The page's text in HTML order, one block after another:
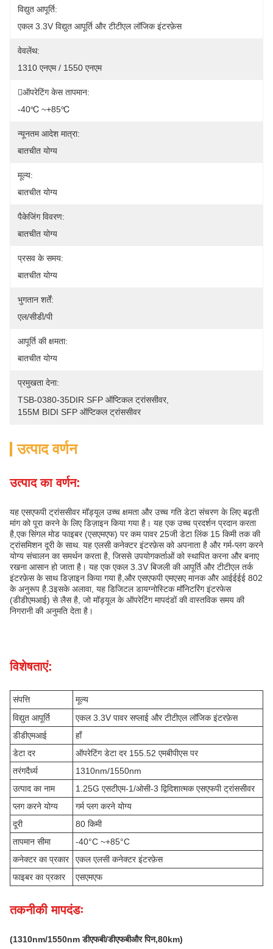
विद्युत आपूर्ति:
एकल 3.3V विद्युत आपूर्ति और टीटीएल लॉजिक इंटरफ़ेस
वेवलेंथ:
1310 एनएम / 1550 एनएम
ऑपरेटिंग केस तापमान:
-40℃ ~+85℃
न्यूनतम आदेश मात्रा:
बातचीत योग्य
मूल्य:
बातचीत योग्य
पैकेजिंग विवरण:
बातचीत योग्य
प्रसव के समय:
बातचीत योग्य
भुगतान शर्तें:
एल/सीडी/पी
आपूर्ति की क्षमता:
बातचीत योग्य
प्रमुखता देना:
TSB-0380-35DIR SFP ऑप्टिकल ट्रांससीवर,
155M BIDI SFP ऑप्टिकल ट्रांससीवर
उत्पाद वर्णन
उत्पाद का वर्णन:
यह एसएफपी ट्रांससीवर मॉड्यूल उच्च क्षमता और उच्च गति डेटा संचरण के लिए बढ़ती
मांग को पूरा करने के लिए डिज़ाइन किया गया है। यह एक उच्च प्रदर्शन प्रदान करता
है,एक सिंगल मोड फाइबर (एसएमएफ) पर कम पावर 25जी डेटा लिंक 15 किमी तक की
ट्रांसमिशन दूरी के साथ. यह एलसी कनेक्टर इंटरफ़ेस को अपनाता है और गर्म-प्लग करने
योग्य संचालन का समर्थन करता है, जिससे उपयोगकर्ताओं को स्थापित करना और बनाए
रखना आसान हो जाता है। यह एक एकल 3.3V बिजली की आपूर्ति और टीटीएल तर्क
इंटरफ़ेस के साथ डिज़ाइन किया गया है,और एसएफपी एमएसए मानक और आईईईई 802
के अनुरूप है.3इसके अलावा, यह डिजिटल डायग्नोस्टिक मॉनिटरिंग इंटरफेस
(डीडीएमआई) से लैस है, जो मॉड्यूल के ऑपरेटिंग मापदंडों की वास्तविक समय की
निगरानी की अनुमति देता है।
विशेषताएं:
संपत्ति
मूल्य
विद्युत आपूर्ति
एकल 3.3V पावर सप्लाई और टीटीएल लॉजिक इंटरफ़ेस
डीडीएमआई
हाँ
डेटा दर
ऑपरेटिंग डेटा दर 155.52 एमबीपीएस पर
तरंगदैर्ध्य
1310nm/1550nm
उत्पाद का नाम
1.25G एसटीएम-1/ओसी-3 द्विदिशात्मक एसएफपी ट्रांससीवर
प्लग करने योग्य
गर्म प्लग करने योग्य
दूरी
80 किमी
तापमान सीमा
-40°C ~+85°C
कनेक्टर का प्रकार
एकल एलसी कनेक्टर इंटरफ़ेस
फाइबर का प्रकार
एसएमएफ
तकनीकी मापदंडः
(1310nm/1550nm डीएफबी/डीएफबीऔर पिन,80km)